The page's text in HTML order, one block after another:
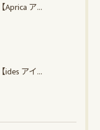
【Aprica アップリカ】クルリラ エックス プラスAC
【ides アイデス】 D-Bike mini ワイド ミッキー・ミニー